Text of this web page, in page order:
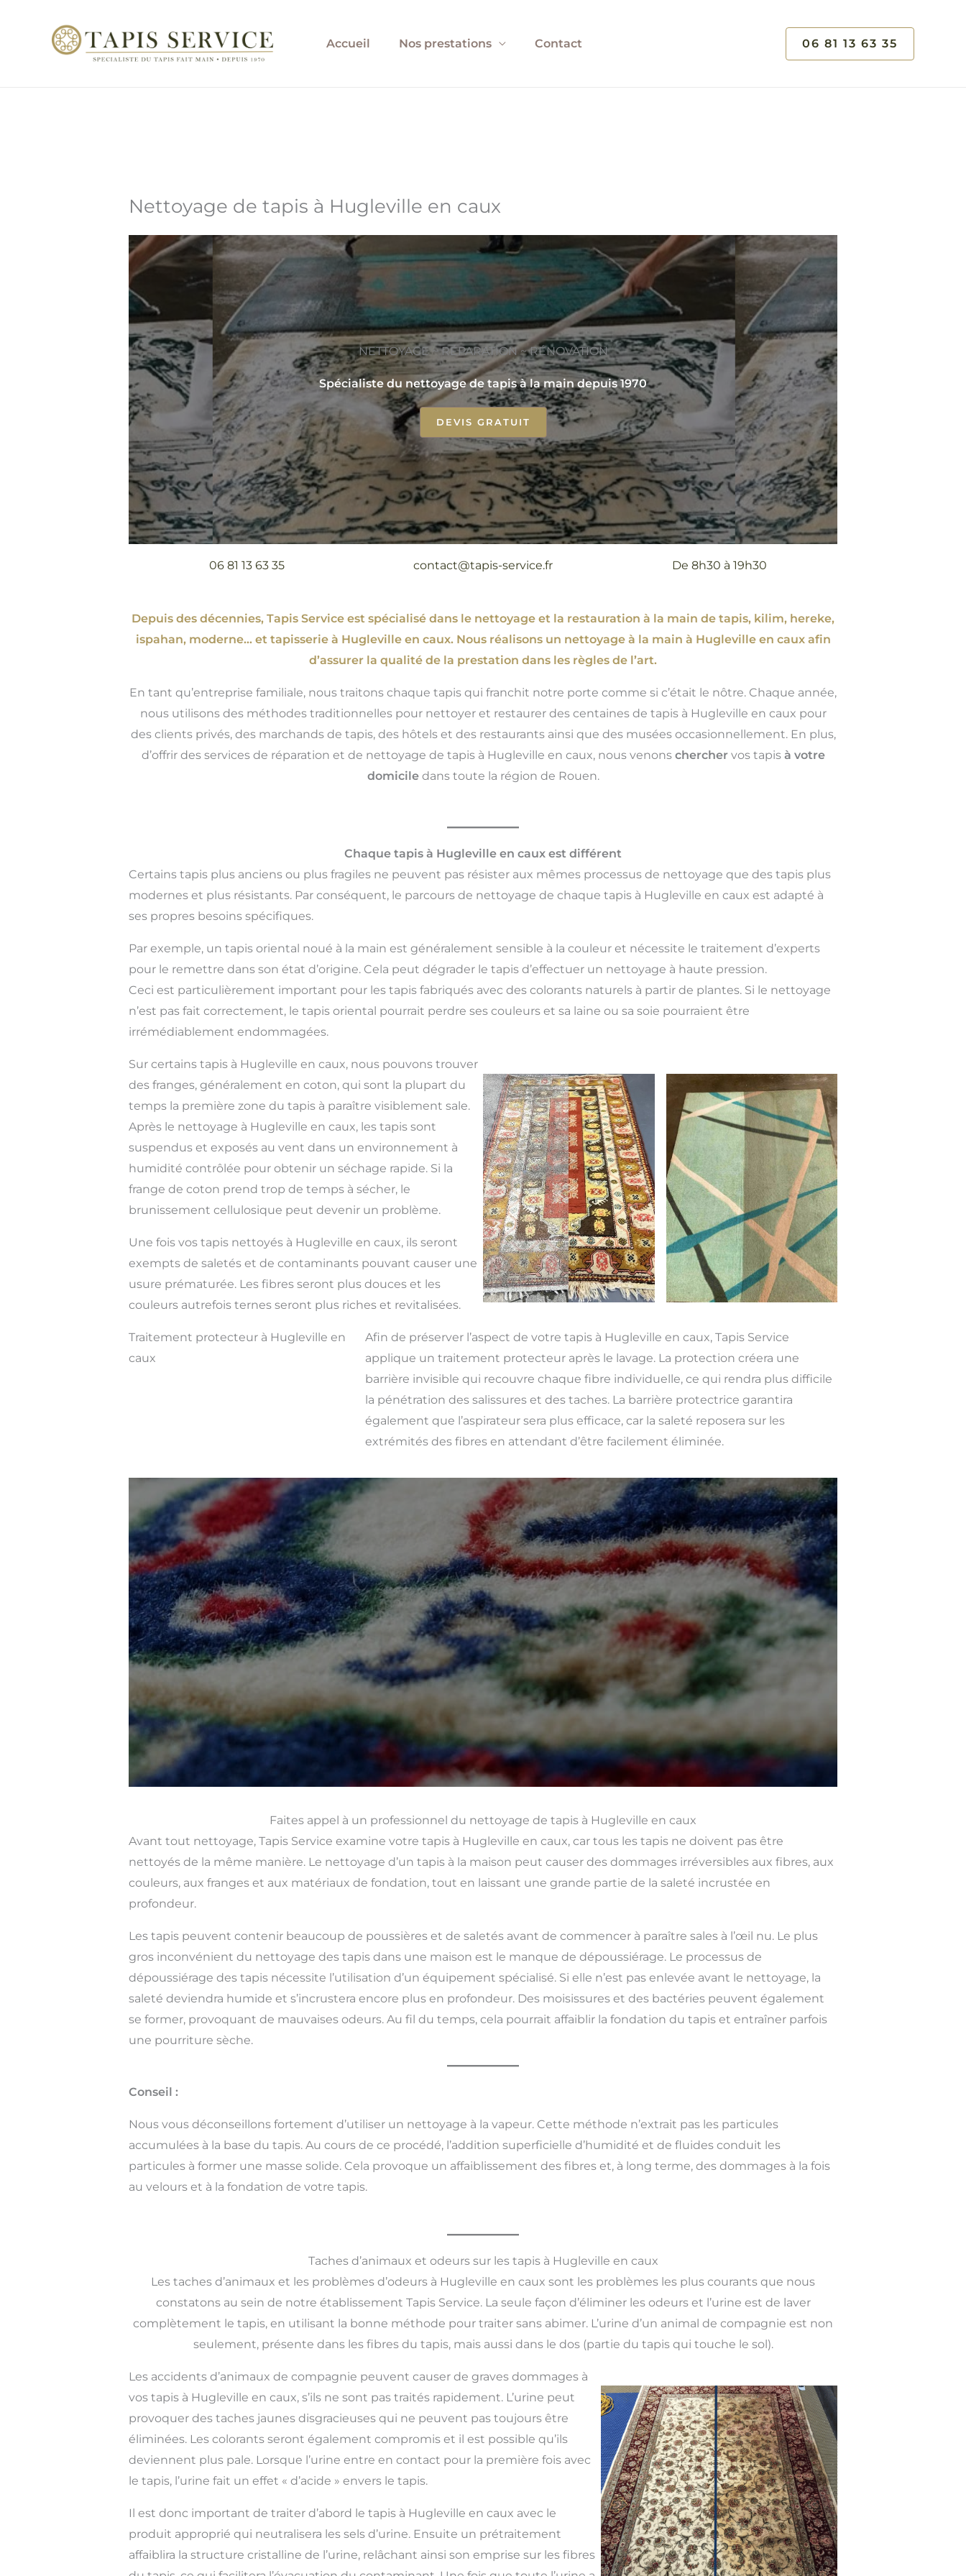
Accueil Nos prestations Contact 06 81 13 63 35
Nettoyage de tapis à Hugleville en caux
NETTOYAGE ~ RÉPARATION ~ RÉNOVATION
Spécialiste du nettoyage de tapis à la main depuis 1970
DEVIS GRATUIT
06 81 13 63 35 contact@tapis-service.fr De 8h30 à 19h30
Depuis des décennies, Tapis Service est spécialisé dans le nettoyage et la restauration à la main de tapis, kilim, hereke,
ispahan, moderne…et tapisserie à Hugleville en caux. Nous réalisons un nettoyage à la main à Hugleville en caux afin
d’assurer la qualité de la prestation dans les règles de l’art.
En tant qu’entreprise familiale, nous traitons chaque tapis qui franchit notre porte comme si c’était le nôtre. Chaque année,
nous utilisons des méthodes traditionnelles pour nettoyer et restaurer des centaines de tapis à Hugleville en caux pour
des clients privés, des marchands de tapis, des hôtels et des restaurants ainsi que des musées occasionnellement. En plus,
d’offrir des services de réparation et de nettoyage de tapis à Hugleville en caux, nous venons chercher vos tapis à votre
domiciledans toute la région de Rouen.
Chaque tapis à Hugleville en caux est différent
Certains tapis plus anciens ou plus fragiles ne peuvent pas résister aux mêmes processus de nettoyage que des tapis plus
modernes et plus résistants. Par conséquent, le parcours de nettoyage de chaque tapis à Hugleville en caux est adapté à
ses propres besoins spécifiques.
Par exemple, un tapis oriental noué à la main est généralement sensible à la couleur et nécessite le traitement d’experts
pour le remettre dans son état d’origine. Cela peut dégrader le tapis d’effectuer un nettoyage à haute pression.
Ceci est particulièrement important pour les tapis fabriqués avec des colorants naturels à partir de plantes. Si le nettoyage
n’est pas fait correctement, le tapis oriental pourrait perdre ses couleurs et sa laine ou sa soie pourraient être
irrémédiablement endommagées.
Sur certains tapis à Hugleville en caux, nous pouvons trouver
des franges, généralement en coton, qui sont la plupart du
temps la première zone du tapis à paraître visiblement sale.
Après le nettoyage à Hugleville en caux, les tapis sont
suspendus et exposés au vent dans un environnement à
humidité contrôlée pour obtenir un séchage rapide. Si la
frange de coton prend trop de temps à sécher, le
brunissement cellulosique peut devenir un problème.
Une fois vos tapis nettoyés à Hugleville en caux, ils seront
exempts de saletés et de contaminants pouvant causer une
usure prématurée. Les fibres seront plus douces et les
couleurs autrefois ternes seront plus riches et revitalisées.
Traitement protecteur à Hugleville en
caux
Afin de préserver l’aspect de votre tapis à Hugleville en caux, Tapis Service
applique un traitement protecteur après le lavage. La protection créera une
barrière invisible qui recouvre chaque fibre individuelle, ce qui rendra plus difficile
la pénétration des salissures et des taches. La barrière protectrice garantira
également que l’aspirateur sera plus efficace, car la saleté reposera sur les
extrémités des fibres en attendant d’être facilement éliminée.
Faites appel à un professionnel du nettoyage de tapis à Hugleville en caux
Avant tout nettoyage, Tapis Service examine votre tapis à Hugleville en caux, car tous les tapis ne doivent pas être
nettoyés de la même manière. Le nettoyage d’un tapis à la maison peut causer des dommages irréversibles aux fibres, aux
couleurs, aux franges et aux matériaux de fondation, tout en laissant une grande partie de la saleté incrustée en
profondeur.
Les tapis peuvent contenir beaucoup de poussières et de saletés avant de commencer à paraître sales à l’œil nu. Le plus
gros inconvénient du nettoyage des tapis dans une maison est le manque de dépoussiérage. Le processus de
dépoussiérage des tapis nécessite l’utilisation d’un équipement spécialisé. Si elle n’est pas enlevée avant le nettoyage, la
saleté deviendra humide et s’incrustera encore plus en profondeur. Des moisissures et des bactéries peuvent également
se former, provoquant de mauvaises odeurs. Au fil du temps, cela pourrait affaiblir la fondation du tapis et entraîner parfois
une pourriture sèche.
Conseil :
Nous vous déconseillons fortement d’utiliser un nettoyage à la vapeur. Cette méthode n’extrait pas les particules
accumulées à la base du tapis. Au cours de ce procédé, l’addition superficielle d’humidité et de fluides conduit les
particules à former une masse solide. Cela provoque un affaiblissement des fibres et, à long terme, des dommages à la fois
au velours et à la fondation de votre tapis.
Taches d’animaux et odeurs sur les tapis à Hugleville en caux
Les taches d’animaux et les problèmes d’odeurs à Hugleville en caux sont les problèmes les plus courants que nous
constatons au sein de notre établissement Tapis Service. La seule façon d’éliminer les odeurs et l’urine est de laver
complètement le tapis, en utilisant la bonne méthode pour traiter sans abimer. L’urine d’un animal de compagnie est non
seulement, présente dans les fibres du tapis, mais aussi dans le dos (partie du tapis qui touche le sol).
Les accidents d’animaux de compagnie peuvent causer de graves dommages à
vos tapis à Hugleville en caux, s’ils ne sont pas traités rapidement. L’urine peut
provoquer des taches jaunes disgracieuses qui ne peuvent pas toujours être
éliminées. Les colorants seront également compromis et il est possible qu’ils
deviennent plus pale. Lorsque l’urine entre en contact pour la première fois avec
le tapis, l’urine fait un effet « d’acide » envers le tapis.
Il est donc important de traiter d’abord le tapis à Hugleville en caux avec le
produit approprié qui neutralisera les sels d’urine. Ensuite un prétraitement
affaiblira la structure cristalline de l’urine, relâchant ainsi son emprise sur les fibres